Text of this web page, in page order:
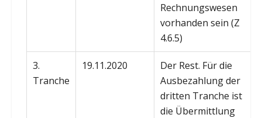
Rechnungswesen
vorhanden sein (Z
4.6.5)
3.
Tranche
19.11.2020
Der Rest. Für die
Ausbezahlung der
dritten Tranche ist
die Übermittlung